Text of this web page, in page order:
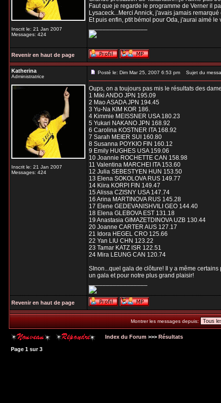
Inscrit le: 21 Jan 2007
Messages: 424
Faut que je regarde le programme de Verner il
Lysaceck...Merci Annick, j'avais jamais
Et puis enfin, ptit bémol pour Oda, j'aurai aimé le
_________________
Revenir en haut de page
Katherina
Administratrice
Inscrit le: 21 Jan 2007
Messages: 424
Posté le: Dim Mar 25, 2007 6:53 pm Sujet du
Oups, on a toujours pas mis le résultats des
1 Miki ANDO JPN 195.09
2 Mao ASADA JPN 194.45
3 Yu-Na KIM KOR 186.
4 Kimmie MEISSNER USA 180.23
5 Yukari NAKANO JPN 168.92
6 Carolina KOSTNER ITA 168.92
7 Sarah MEIER SUI 160.80
8 Susanna POYKIO FIN 160.12
9 Emily HUGHES USA 159.06
10 Joannie ROCHETTE CAN 158.98
11 Valentina MARCHEI ITA 153.60
12 Julia SEBESTYEN HUN 153.50
13 Elena SOKOLOVA RUS 149.77
14 Kiira KORPI FIN 149.47
15 Alissa CZISNY USA 147.74
16 Arina MARTINOVA RUS 145.28
17 Elene GEDEVANISHVILI GEO 144.40
18 Elena GLEBOVA EST 131.18
19 Anastasia GIMAZETDINOVA UZB 130.44
20 Joanne CARTER AUS 127.17
21 Idora HEGEL CRO 125.66
22 Yan LIU CHN 123.22
23 Tamar KATZ ISR 122.51
24 Mira LEUNG CAN 120.74
SInon...quel gala de clôture! Il y a même
un gala et pour notre plus grand plaisir!
_________________
Revenir en haut de page
Montrer les messages depuis:
Index du Forum >>> Résultats
Page 1 sur3